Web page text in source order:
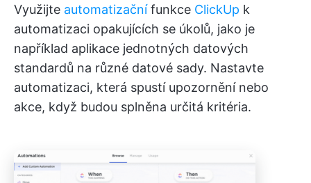
Využijte automatizačnífunkce ClickUp k
automatizaci opakujících se úkolů, jako je
například aplikace jednotných datových
standardů na různé datové sady. Nastavte
automatizaci, která spustí upozornění nebo
akce, když budou splněna určitá kritéria.